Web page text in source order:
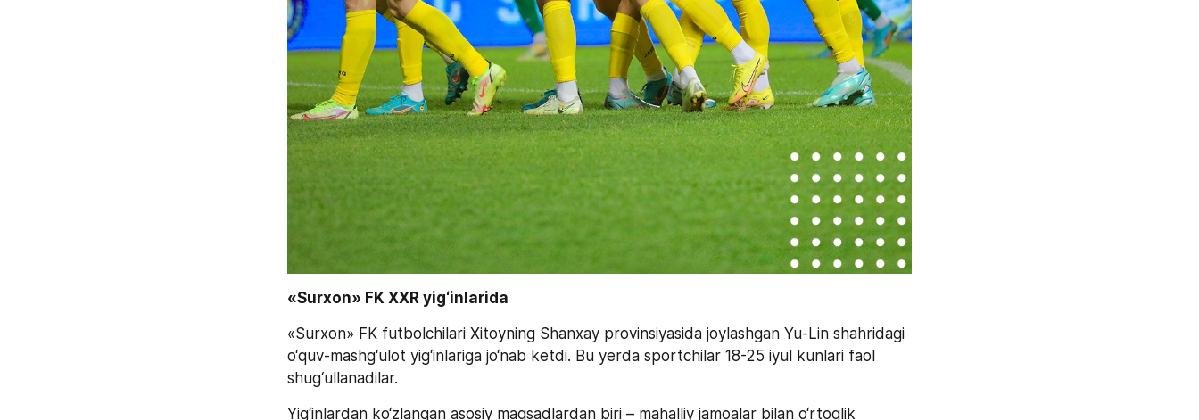
«Surxon» FK XXR yig‘inlarida
«Surxon» FK futbolchilari Xitoyning Shanxay provinsiyasida joylashgan Yu-Lin shahridagi
o‘quv-mashg‘ulot yig‘inlariga jo‘nab ketdi. Bu yerda sportchilar 18-25 iyul kunlari faol
shug‘ullanadilar.
Yig‘inlardan ko‘zlangan asosiy maqsadlardan biri – mahalliy jamoalar bilan o‘rtoqlik